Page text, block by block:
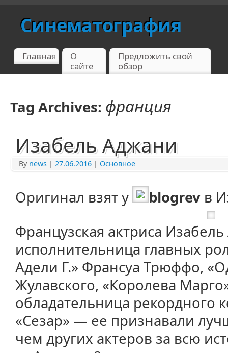
Синематография
Главная
О
сайте
Предложить свой
обзор
Tag Archives: франция
Изабель Аджани
By news | 27.06.2016 | Основное
Оригинал взят у blogrev в
Французская актриса
исполнительница главных
Адели Г.» Франсуа Трюффо,
Жулавского, «Королева
обладательница рекордного
«Сезар» ― ее признавали
чем других актеров за всю